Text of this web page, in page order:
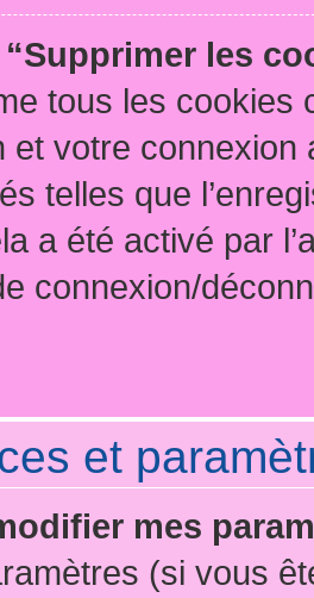
les
tous les cookies
et votre
telles que
a été activé par
connexion/
et
mes
(si vous